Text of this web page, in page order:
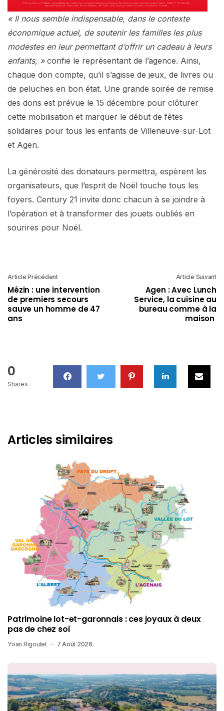
« Il nous semble indispensable, dans le contexte
économique actuel, de soutenir les familles les plus
modestes en leur permettant d’offrir un cadeau à leurs
enfants, » confie le représentant de l’agence. Ainsi,
chaque don compte, qu’il s’agisse de jeux, de livres ou
de peluches en bon état. Une grande soirée de remise
des dons est prévue le 15 décembre pour clôturer
cette mobilisation et marquer le début de fêtes
solidaires pour tous les enfants de Villeneuve-sur-Lot
et Agen.
La générosité des donateurs permettra, espèrent les
organisateurs, que l’esprit de Noël touche tous les
foyers. Century 21 invite donc chacun à se joindre à
l’opération et à transformer des jouets oubliés en
sourires pour Noël.
Article Précédent
Mézin : une intervention
de premiers secours
sauve un homme de 47
ans
Article Suivant
Agen : Avec Lunch
Service, la cuisine au
bureau comme à la
maison
0
Shares
Articles similaires
Patrimoine lot-et-garonnais : ces joyaux à deux
pas de chez soi
Yoan Rigoulet 7 Août 2026